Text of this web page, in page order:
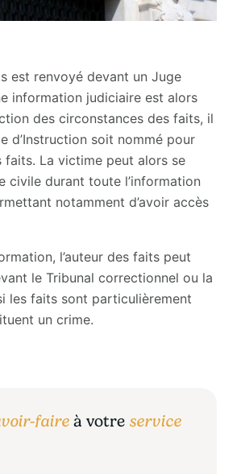
est renvoyé devant un Juge
information judiciaire est alors
des circonstances des faits, il
d’Instruction soit nommé pour
faits. La victime peut alors se
civile durant toute l’information
notamment d’avoir accès
l’auteur des faits peut
le Tribunal correctionnel ou la
les faits sont particulièrement
un crime.
faire à votre service